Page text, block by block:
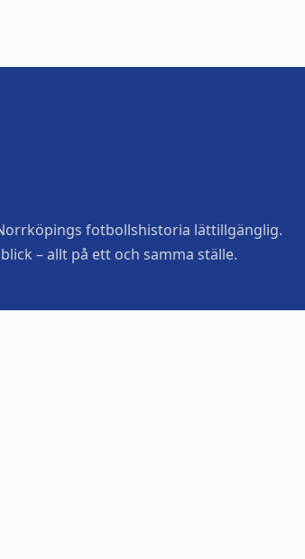
fotbollshistoria lättillgänglig.
– allt på ett och samma ställe.